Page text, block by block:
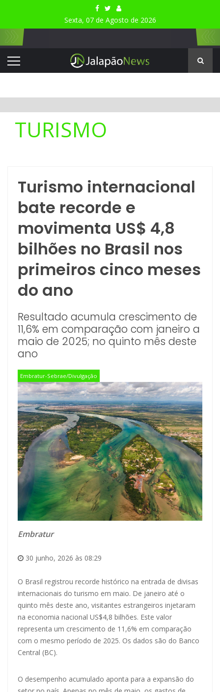
Sexta, 07 de Agosto de 2026
TURISMO
Turismo internacional
bate recorde e
movimenta US$ 4,8
bilhões no Brasil nos
primeiros cinco meses
do ano
Resultado acumula crescimento de
11,6% em comparação com janeiro a
maio de 2025; no quinto mês deste
ano
Embratur-Sebrae/Divulgação
Embratur
30 junho, 2026 às 08:29
O Brasil registrou recorde histórico na entrada de divisas
internacionais do turismo em maio. De janeiro até o
quinto mês deste ano, visitantes estrangeiros injetaram
na economia nacional US$4,8 bilhões. Este valor
representa um crescimento de 11,6% em comparação
com o mesmo período de 2025. Os dados são do Banco
Central (BC).
O desempenho acumulado aponta para a expansão do